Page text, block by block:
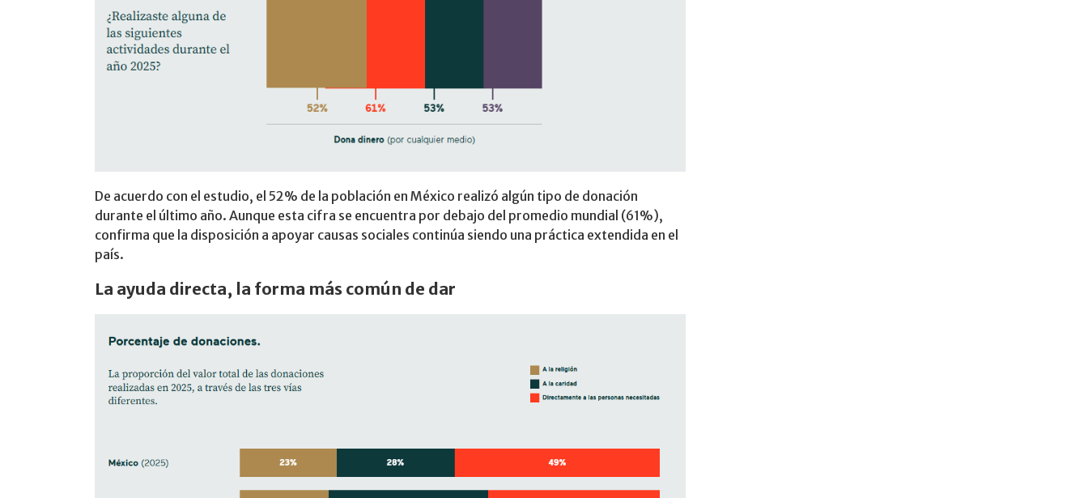
De acuerdo con el estudio, el 52% de la población en México realizó algún tipo de donación
durante el último año. Aunque esta cifra se encuentra por debajo del promedio mundial (61%),
confirma que la disposición a apoyar causas sociales continúa siendo una práctica extendida en el
país.
La ayuda directa, la forma más común de dar